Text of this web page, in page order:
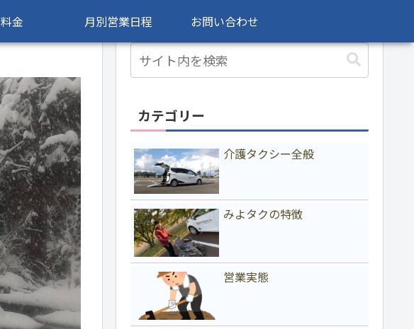
料金 月別営業日程 お問い合わせ
カテゴリー
介護タクシー全般
みよタクの特徴
営業実態